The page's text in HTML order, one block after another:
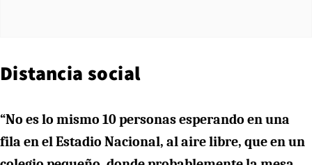
Distancia social
“No es lo mismo 10 personas esperando en una
fila en el Estadio Nacional, al aire libre, que en un